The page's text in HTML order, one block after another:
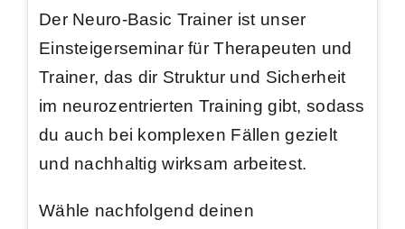
Der Neuro-Basic Trainer ist unser
Einsteigerseminar für Therapeuten und
Trainer, das dir Struktur und Sicherheit
im neurozentrierten Training gibt, sodass
du auch bei komplexen Fällen gezielt
und nachhaltig wirksam arbeitest.
Wähle nachfolgend deinen